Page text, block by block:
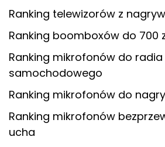
Ranking telewizorów z
Ranking boomboxów do 700
Ranking mikrofonów do radia
samochodowego
Ranking mikrofonów do
Ranking mikrofonów
ucha